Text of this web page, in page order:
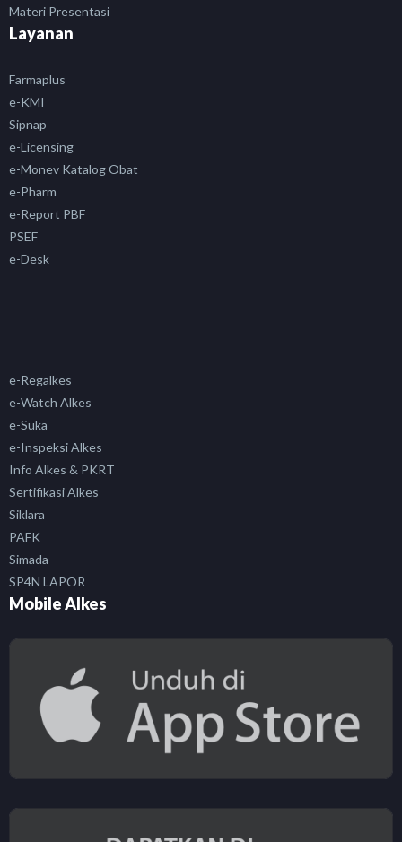
Materi Presentasi
Layanan
Farmaplus
e-KMI
Sipnap
e-Licensing
e-Monev Katalog Obat
e-Pharm
e-Report PBF
PSEF
e-Desk
e-Regalkes
e-Watch Alkes
e-Suka
e-Inspeksi Alkes
Info Alkes & PKRT
Sertifikasi Alkes
Siklara
PAFK
Simada
SP4N LAPOR
Mobile Alkes